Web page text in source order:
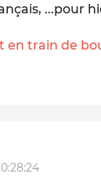
...pour
en train de